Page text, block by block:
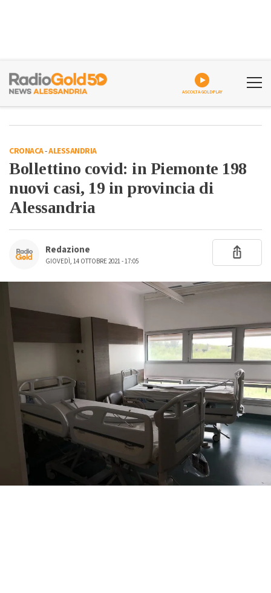
ASCOLTA GOLDPLAY
CRONACA-ALESSANDRIA
Bollettino covid: in Piemonte 198
nuovi casi, 19 in provincia di
Alessandria
Redazione
GIOVEDÌ, 14 OTTOBRE 2021 - 17:05